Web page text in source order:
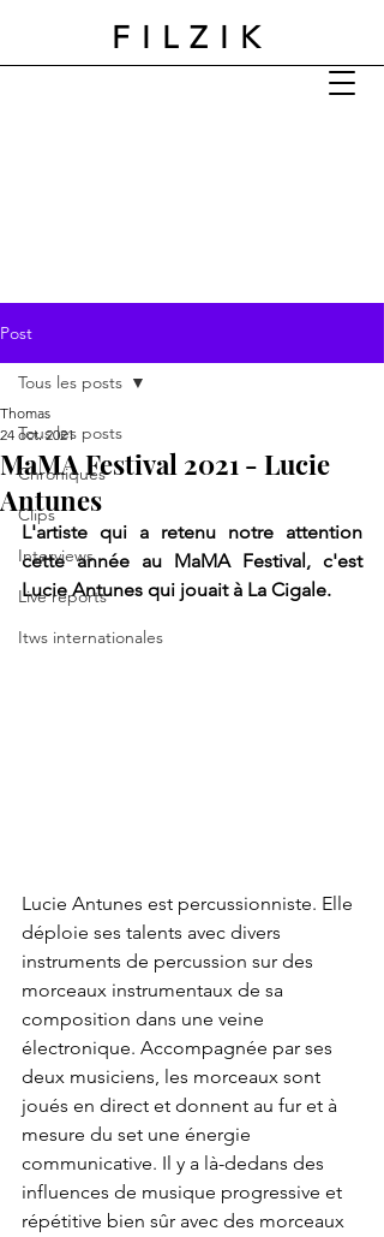
FILZIK
Post
Tous les posts
Chroniques
Clips
Interviews
Live reports
Itws internationales
Tous les posts
MaMA Festival 2021 - Lucie
Antunes
Thomas
24 oct. 2021
L'artiste qui a retenu notre attention
cette année au MaMA Festival, c'est
Lucie Antunes qui jouait à La Cigale.
Lucie Antunes est percussionniste. Elle
déploie ses talents avec divers
instruments de percussion sur des
morceaux instrumentaux de sa
composition dans une veine
électronique. Accompagnée par ses
deux musiciens, les morceaux sont
joués en direct et donnent au fur et à
mesure du set une énergie
communicative. Il y a là-dedans des
influences de musique progressive et
répétitive bien sûr avec des morceaux